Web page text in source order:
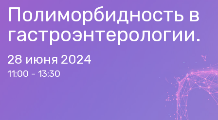
Полиморбидность в
гастроэнтерологии.
28 июня 2024
11:00 - 13:30